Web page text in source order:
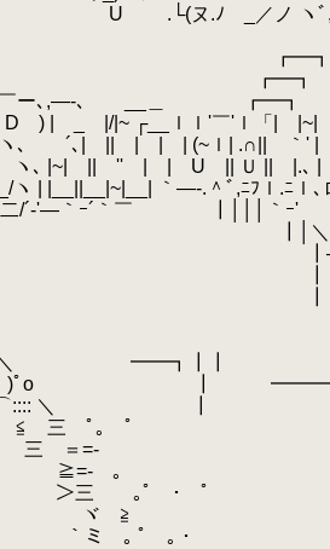
_／ノ ヽﾞ,､_ ゝ
―､_
￣ー､,―-､ __＿ ┏━┓
D ) | _ |/|~ ┌__ｌｌ'￣'ｌ「|
､| || | | | (~ｌ| .∩|| ｀' | ｜∩||
|~| || '' | | U || Ｕ || |.､ | ｜
｀―-.＾ﾞ,ﾆﾌｌ.ﾆｌ､
'―｀ｰ´｀￣ ┃│││｀ｰ'
┃│＼│
_＼ ━━┓┃┃
(（●）)ﾟo ┃
__人__）
≦ 三
＝=-
。
｡ﾟ ･ ﾟ
ヾ ≧
｀ミ ｡ ﾟ ｡ ･